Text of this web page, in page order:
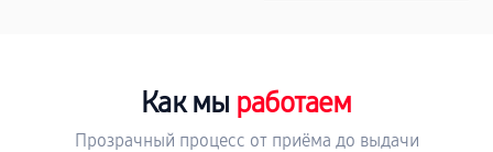
Как мы работаем
Прозрачный процесс от приёма до выдачи